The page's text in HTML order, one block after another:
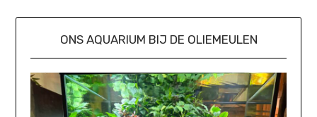
ONS AQUARIUM BIJ DE OLIEMEULEN